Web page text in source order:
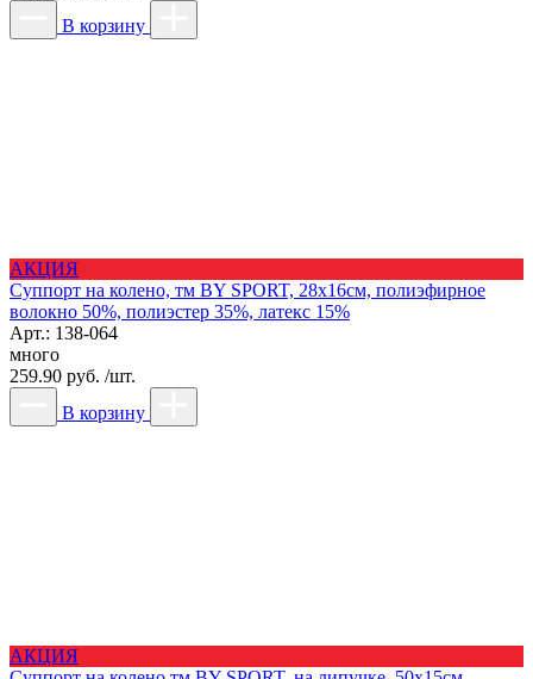
В корзину
АКЦИЯ
Суппорт на колено, тм BY SPORT, 28х16см, полиэфирное
волокно 50%, полиэстер 35%, латекс 15%
Арт.: 138-064
много
259.90 руб. /шт.
В корзину
АКЦИЯ